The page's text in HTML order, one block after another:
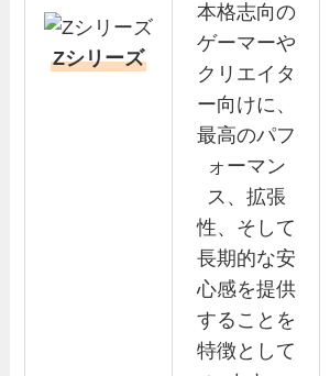
Zシリーズ
本格志向の
ゲーマーや
クリエイタ
ー向けに、
最高のパフ
ォーマン
ス、拡張
性、そして
長期的な安
心感を提供
することを
特徴として